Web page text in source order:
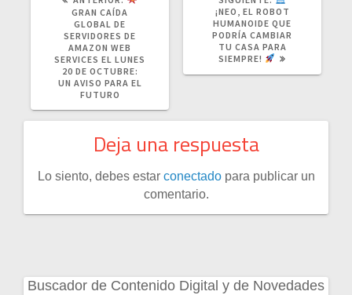
GRAN CAÍDA
GLOBAL DE
SERVIDORES DE
AMAZON WEB
SERVICES EL LUNES
20 DE OCTUBRE:
UN AVISO PARA EL
FUTURO
¡NEO, EL ROBOT
HUMANOIDE QUE
PODRÍA CAMBIAR
TU CASA PARA
SIEMPRE!
Deja una respuesta
Lo siento, debes estar conectadopara publicar un
comentario.
Buscador de Contenido Digital y de Novedades